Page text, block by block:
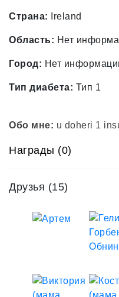
Страна: Ireland
Область: Нет
Город: Нет
Тип диабета: Тип 1
Обо мне: u doheri 1
Награды (0)
Друзья (15)